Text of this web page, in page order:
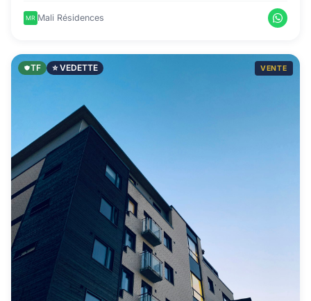
Mali Résidences
TF ⭐ VEDETTE VENTE